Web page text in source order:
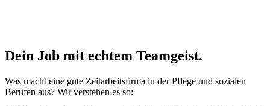
Dein Job mit echtem Teamgeist.
Was macht eine gute Zeitarbeitsfirma in der Pflege und sozialen
Berufen aus? Wir verstehen es so: